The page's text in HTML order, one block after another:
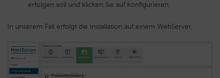
erfolgen soll und klicken Sie auf konfigurieren.
In unserem Fall erfolgt die Installation auf einem WebServer.